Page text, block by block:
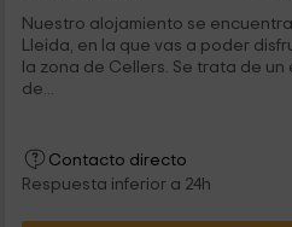
Nuestro alojamiento se
Lleida, en la que vas a poder
la zona de Cellers. Se trata de
de...
Contacto directo
Respuesta inferior a 24h